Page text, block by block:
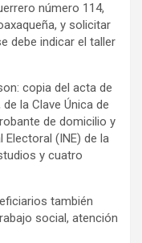
número 114,
y solicitar
debe indicar el taller
copia del acta de
la Clave Única de
de domicilio y
(INE) de la
y cuatro
también
social, atención